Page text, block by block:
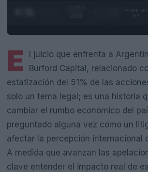
0:28 /
E
l juicio que enfrenta a
Burford Capital, relacionado
estatización del 51% de las
solo un tema legal; es una historia
cambiar el rumbo económico del
preguntado alguna vez cómo un
afectar la percepción internacional
A medida que avanzan las
clave entender el impacto real de